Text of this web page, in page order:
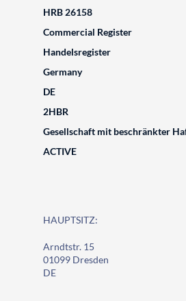
HRB 26158
Commercial Register
Handelsregister
Germany
DE
2HBR
Gesellschaft mit beschränkter
ACTIVE
HAUPTSITZ:
Arndtstr. 15
01099 Dresden
DE